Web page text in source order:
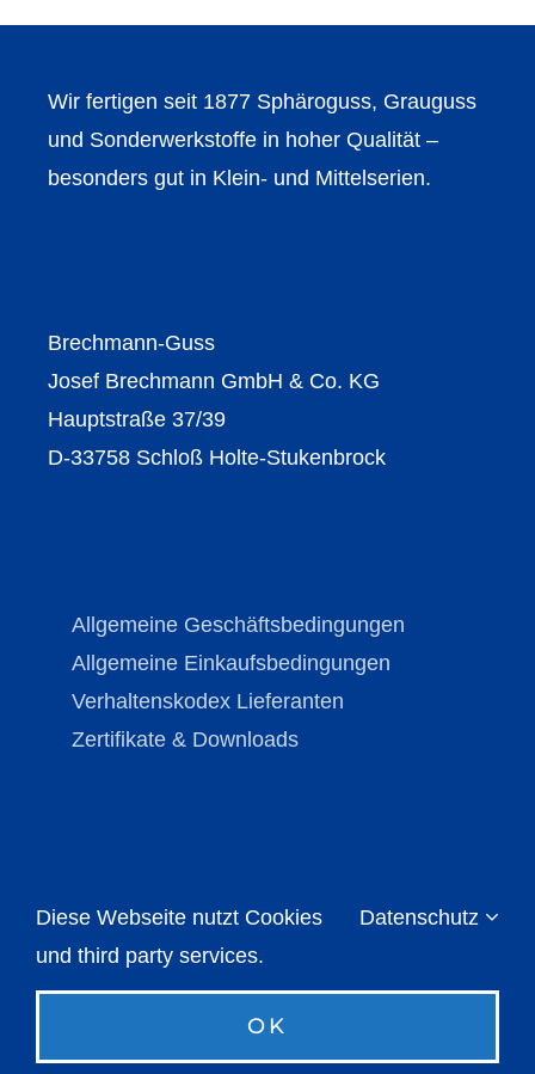
Wir fertigen seit 1877 Sphäroguss, Grauguss
und Sonderwerkstoffe in hoher Qualität –
besonders gut in Klein- und Mittelserien.
Brechmann-Guss
Josef Brechmann GmbH & Co. KG
Hauptstraße 37/39
D-33758 Schloß Holte-Stukenbrock
Allgemeine Geschäftsbedingungen
Allgemeine Einkaufsbedingungen
Verhaltenskodex Lieferanten
Zertifikate & Downloads
Copyright © Brechmann-Guss 2026 | All Rights
Reserved |Impressum
InstagramLinkedIn
Diese Webseite nutzt Cookies
und third party services.
Datenschutz
OK